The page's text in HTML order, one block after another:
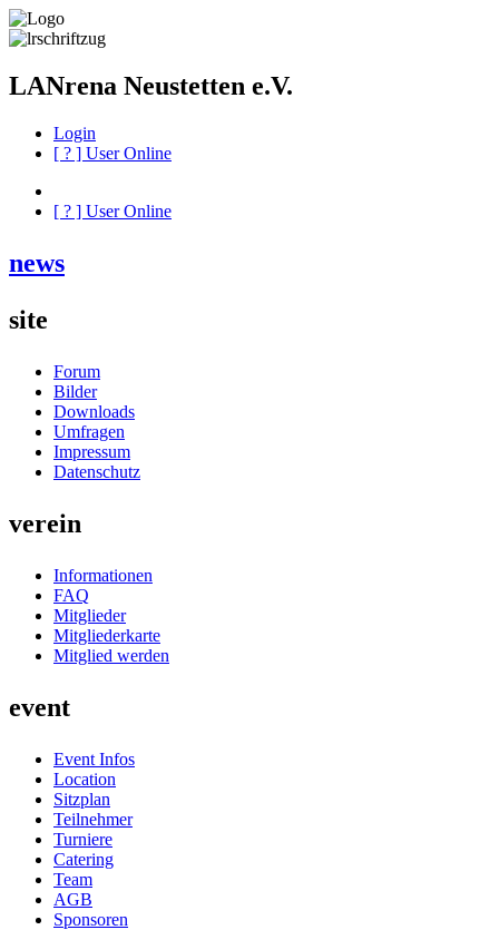
LANrena Neustetten e.V.
Login
[ ? ] User Online
[ ? ] User Online
news
site
Forum
Bilder
Downloads
Umfragen
Impressum
Datenschutz
verein
Informationen
FAQ
Mitglieder
Mitgliederkarte
Mitglied werden
event
Event Infos
Location
Sitzplan
Teilnehmer
Turniere
Catering
Team
AGB
Sponsoren